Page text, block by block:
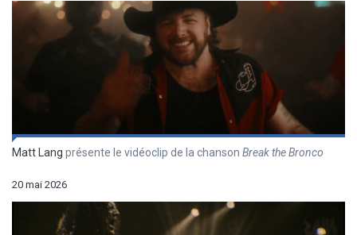
Matt Lang présente le vidéoclip de la chanson Break the Bronco
20 mai 2026